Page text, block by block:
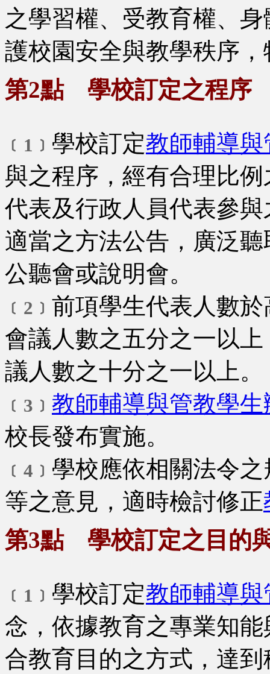
之學習權、受教育權、
護校園安全與教學秩序
第2點 學校訂定之程序
﹝1﹞ 學校訂定教師輔導
與之程序，經有合理比
代表及行政人員代表參
適當之方法公告，廣泛
公聽會或說明會。
﹝2﹞ 前項學生代表人數
會議人數之五分之一以
議人數之十分之一以上。
﹝3﹞ 教師輔導與管教學生
校長發布實施。
﹝4﹞ 學校應依相關法令
等之意見，適時檢討修正
第3點 學校訂定之目的
﹝1﹞ 學校訂定教師輔導
念，依據教育之專業知
合教育目的之方式，達